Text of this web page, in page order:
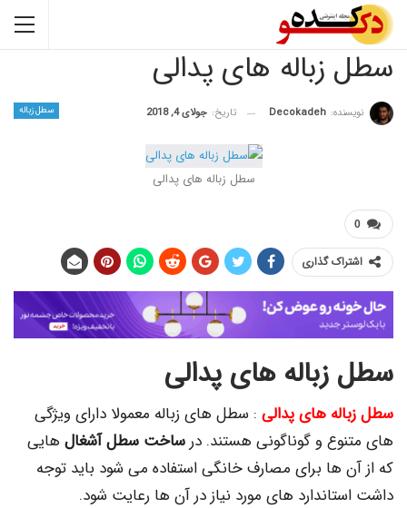
های پدالی
Decokadeh تاریخ: جولای 4, 2018
سطل زباله های پدالی
گذاری
های پدالی
های پدالی: سطل های زباله معمولا دارای ویژگی
و گوناگونی هستند. درساخت سطل آشغالهایی
ها برای مصارف خانگی استفاده می شود باید توجه
های مورد نیاز در آن ها رعایت شود.